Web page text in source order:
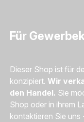
Für
Dieser Shop ist für
konzipiert. Wir
den Handel. Sie
Shop oder in ihrem
kontaktieren Sie